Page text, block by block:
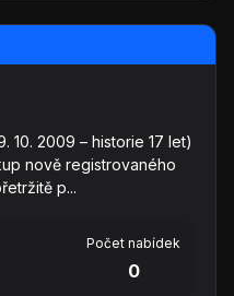
10. 2009 – historie 17 let)
nově registrovaného
p...
Počet nabídek
0